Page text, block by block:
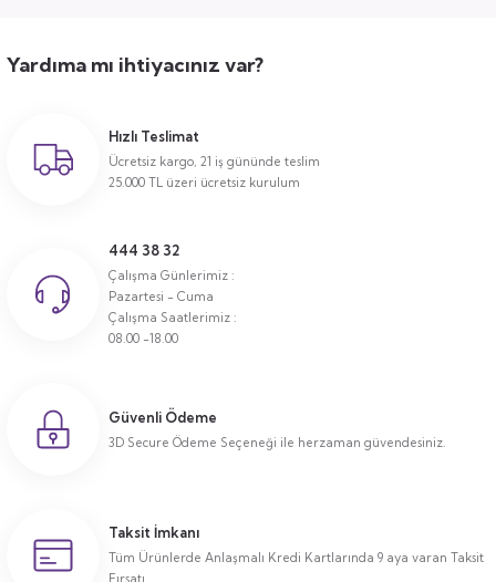
Yardıma mı ihtiyacınız var?
Hızlı Teslimat
Ücretsiz kargo, 21 iş gününde teslim
25.000 TL üzeri ücretsiz kurulum
444 38 32
Çalışma Günlerimiz :
Pazartesi - Cuma
Çalışma Saatlerimiz :
08.00 -18.00
Güvenli Ödeme
3D Secure Ödeme Seçeneği ile herzaman güvendesiniz.
Taksit İmkanı
Tüm Ürünlerde Anlaşmalı Kredi Kartlarında 9 aya varan Taksit
Fırsatı.